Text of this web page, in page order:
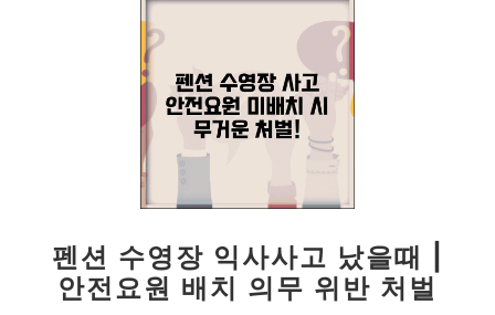
펜션 수영장 익사사고 났을때 |
안전요원 배치 의무 위반 처벌